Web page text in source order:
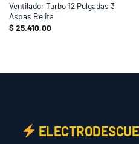
Ventilador Turbo 12 Pulgadas 3
Aspas Belita
$25.410,00